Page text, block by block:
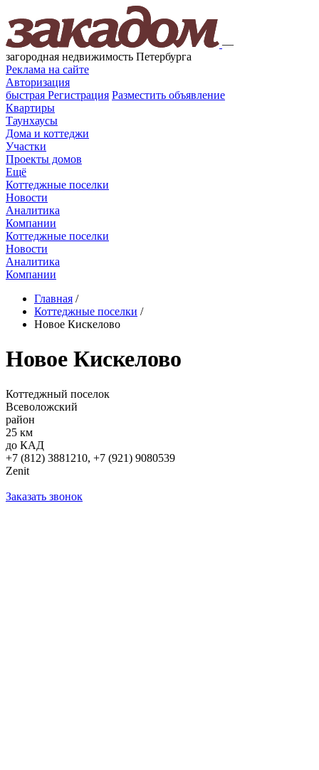
—
загородная недвижимость Петербурга
Реклама на сайте
Авторизация
быстрая Регистрация Разместить объявление
Квартиры
Таунхаусы
Дома и коттеджи
Участки
Проекты домов
Ещё
Коттеджные поселки
Новости
Аналитика
Компании
Коттеджные поселки
Новости
Аналитика
Компании
Главная /
Коттеджные поселки /
Новое Кискелово
Новое Кискелово
Коттеджный поселок
Всеволожский
район
25 км
до КАД
+7 (812) 3881210, +7 (921) 9080539
Zenit
Заказать звонок